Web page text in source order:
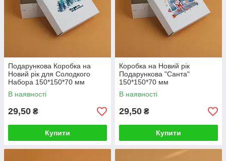
Подарункова Коробка на
Новий рік для Солодкого
Набора 150*150*70 мм
В наявності
29,50 ₴
Купити
Коробка на Новий рік
Подарункова "Санта"
150*150*70 мм
В наявності
29,50 ₴
Купити